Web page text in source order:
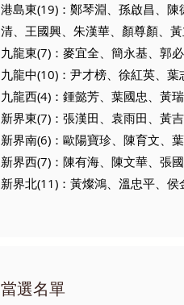
港島東(19)：鄭琴淵、孫啟昌、
清、王國興、朱漢華、顏尊顏、
九龍東(7)：麥宜全、簡永基、郭
九龍中(10)：尹才榜、徐紅英、
九龍西(4)：鍾懿芳、葉國忠、黃
新界東(7)：張漢田、袁雨田、黃
新界南(6)：歐陽寶珍、陳育文、
新界西(7)：陳有海、陳文華、張
新界北(11)：黃燦鴻、溫忠平、
當選名單